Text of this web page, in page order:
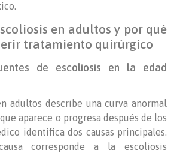
en adultos y por qué
tratamiento quirúrgico
de escoliosis en la edad
adultos describe una curva anormal
aparece o progresa después de los
identifica dos causas principales.
corresponde a la escoliosis